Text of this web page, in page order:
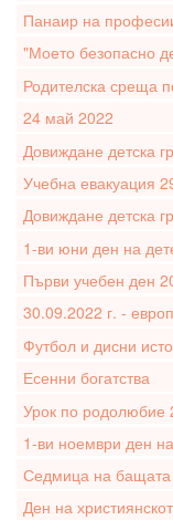
Панаир на
"Моето безопасно
Родителска среща
24 май 2022
Довиждане детска
Учебна евакуация
Довиждане детска
1-ви юни ден на
Първи учебен ден
30.09.2022 г. -
Футбол и дисни
Есенни богатства
Урок по родолюбие
1-ви ноември ден
Седмица на бащата
Ден на